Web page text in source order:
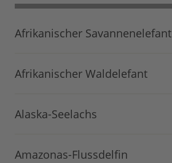
Afrikanischer Savannenelefant
Afrikanischer Waldelefant
Alaska-Seelachs
Amazonas-Flussdelfin